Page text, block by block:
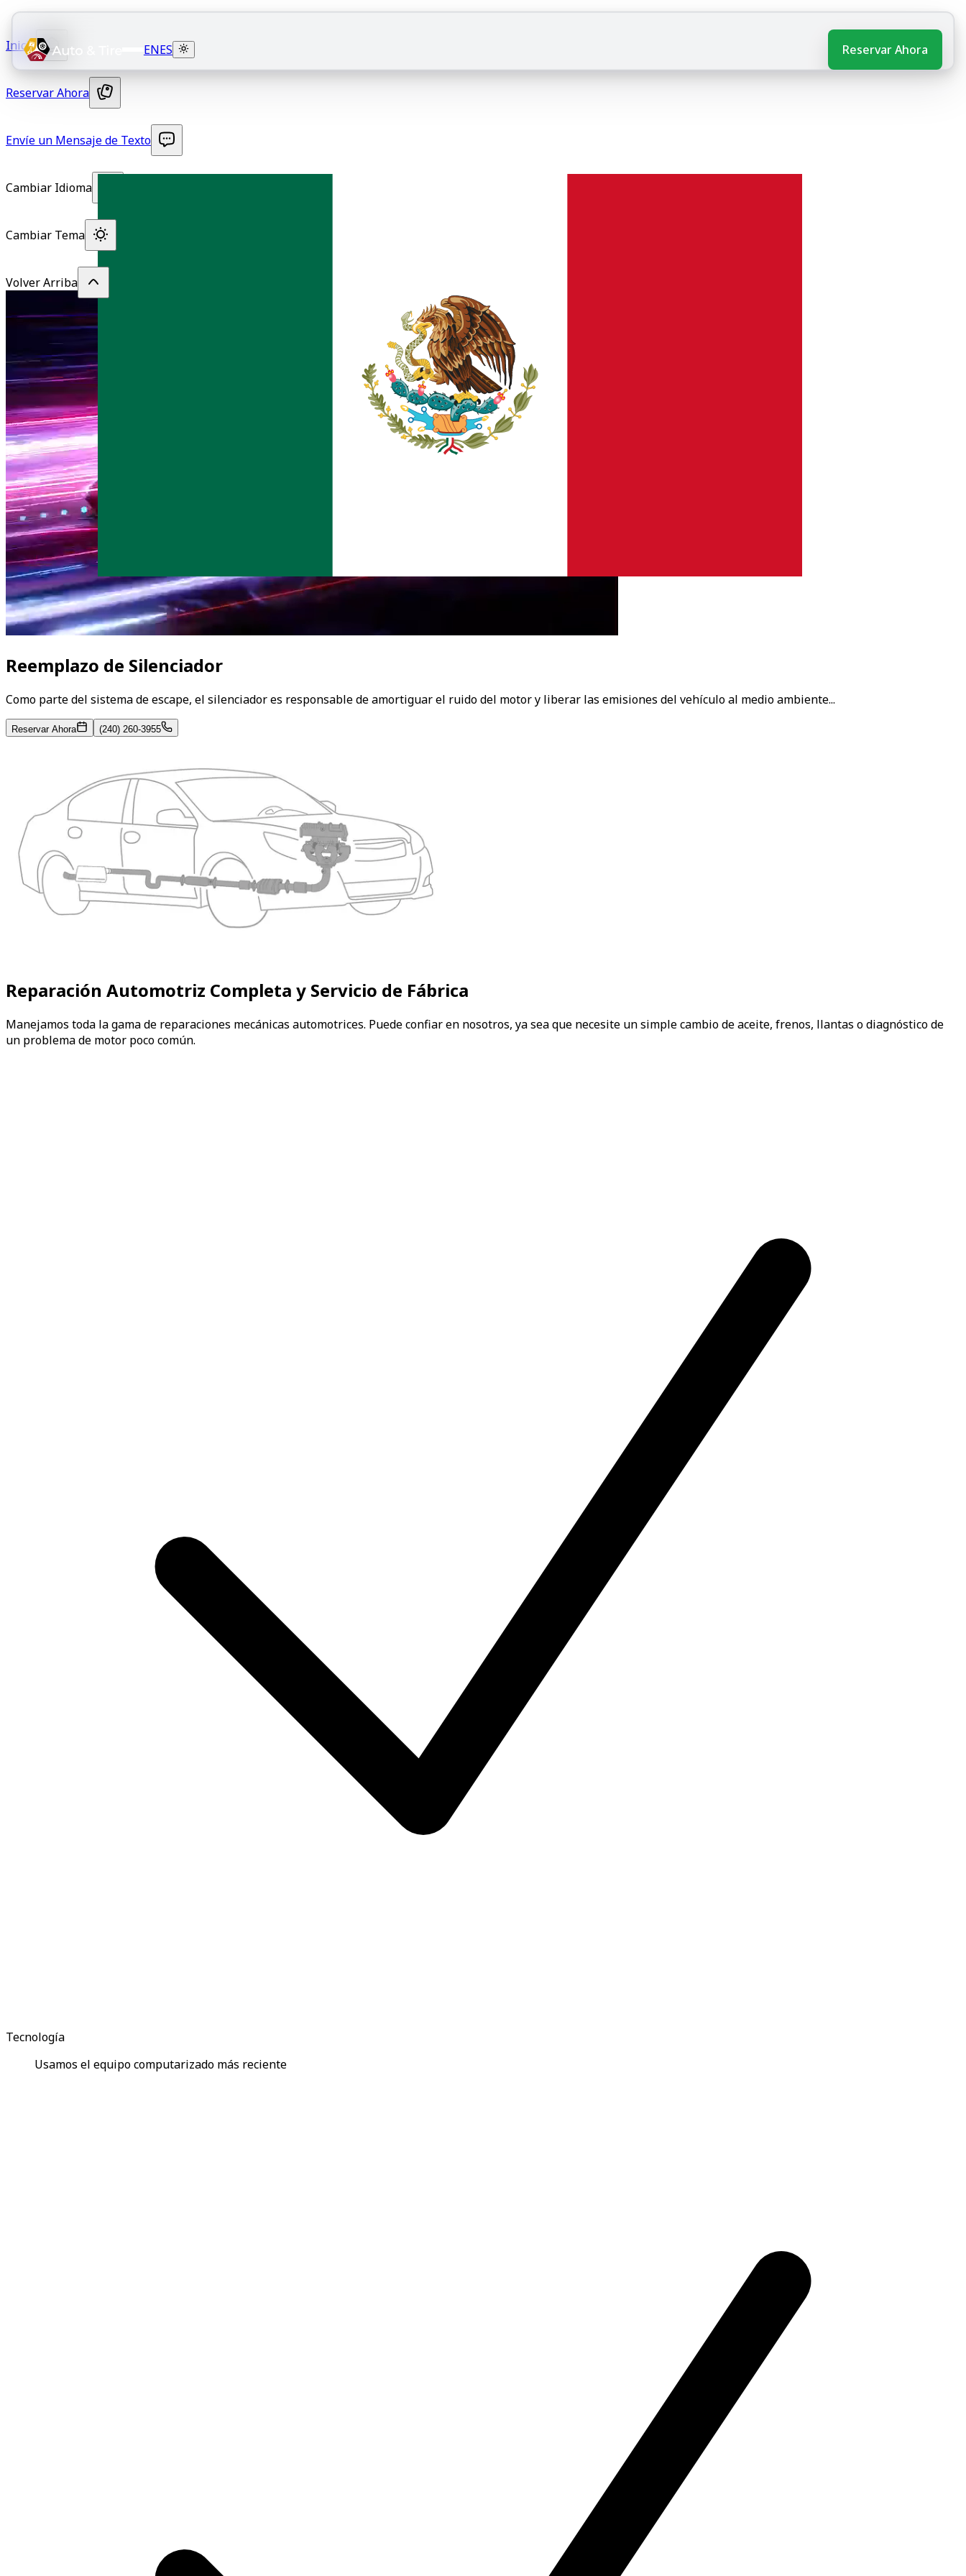
ENES Reservar Ahora
Inicio
Reservar Ahora
Envíe un Mensaje de Texto
Cambiar Idioma
Cambiar Tema
Volver Arriba
Reemplazo de Silenciador
Como parte del sistema de escape, el silenciador es responsable de amortiguar el ruido del motor y liberar las emisiones del vehículo al medio ambiente...
Reservar Ahora (240) 260-3955
Reparación Automotriz Completa y Servicio de Fábrica
Manejamos toda la gama de reparaciones mecánicas automotrices. Puede confiar en nosotros, ya sea que necesite un simple cambio de aceite, frenos, llantas o diagnóstico de
un problema de motor poco común.
Tecnología
Usamos el equipo computarizado más reciente